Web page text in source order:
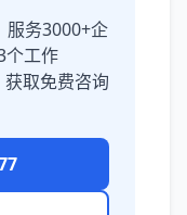
服务3000+企
个工作
取免费咨询